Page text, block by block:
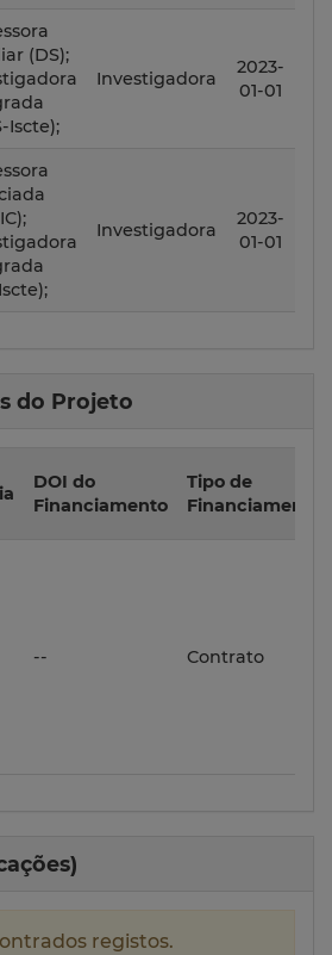
(DS);
Iscte);
Investigadora
2023-
01-01
Investigadora
2023-
01-01
do Projeto
DOI do
Financiamento
Tipo de
Financiamento
-- Contrato
registos.